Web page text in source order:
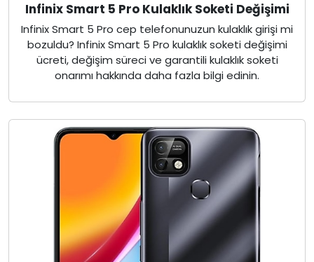
Infinix Smart 5 Pro Kulaklık Soketi Değişimi
Infinix Smart 5 Pro cep telefonunuzun kulaklık girişi mi
bozuldu? Infinix Smart 5 Pro kulaklık soketi değişimi
ücreti, değişim süreci ve garantili kulaklık soketi
onarımı hakkında daha fazla bilgi edinin.